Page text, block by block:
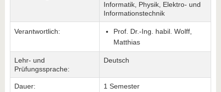
Informatik, Physik, Elektro- und
Informationstechnik
Verantwortlich:
Prof. Dr.-Ing. habil. Wolff,
Matthias
Lehr- und
Prüfungssprache:
Deutsch
Dauer: 1 Semester